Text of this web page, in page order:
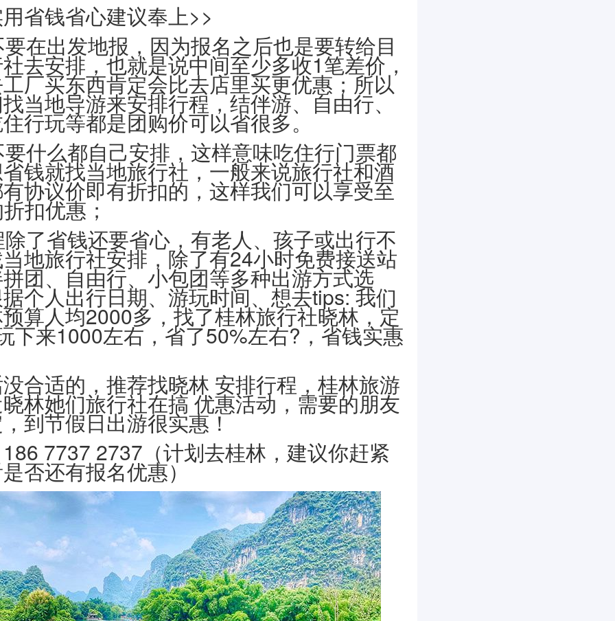
省钱省心建议奉上>>
在出发地报，因为报名之后也是要转给目
去安排，也就是说中间至少多收1笔差价，
厂买东西肯定会比去店里买更优惠；所以
当地导游来安排行程，结伴游、自由行、
行玩等都是团购价可以省很多。
什么都自己安排，这样意味吃住行门票都
钱就找当地旅行社，一般来说旅行社和酒
协议价即有折扣的，这样我们可以享受至
扣优惠；
了省钱还要省心，有老人、孩子或出行不
地旅行社安排，除了有24小时免费接送站
团、自由行、小包团等多种出游方式选
个人出行日期、游玩时间、想去tips: 我们
算人均2000多，找了桂林旅行社晓林，定
下来1000左右，省了50%左右?，省钱实惠
合适的，推荐找晓林 安排行程，桂林旅游
林她们旅行社在搞 优惠活动，需要的朋友
到节假日出游很实惠！
7737 2737（计划去桂林，建议你赶紧
否还有报名优惠）